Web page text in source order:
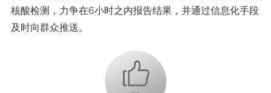
核酸检测，力争在6小时之内报告结果，并通过信息化手段
及时向群众推送。
+1